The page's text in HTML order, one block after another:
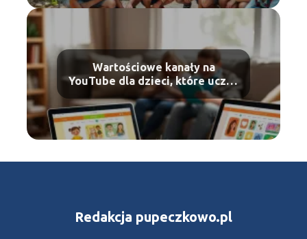
Wartościowe kanały na
YouTube dla dzieci, które uczą i
bawią
Redakcja pupeczkowo.pl